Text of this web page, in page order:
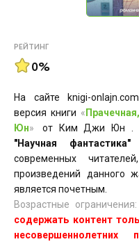
РЕЙТИНГ
0%
На сайте knigi-
версия книги «
Юн»
от Ким Джи Юн .
"Научная фантастика"
современных
произведений данного
является почетным.
Возрастные ограничения:
содержать контент
несовершеннолетних